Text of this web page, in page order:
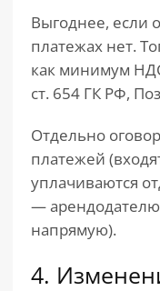
Выгоднее, если
платежах нет.
как минимум
ст. 654 ГК РФ,
Отдельно
платежей
уплачиваются
—
напрямую).
4.